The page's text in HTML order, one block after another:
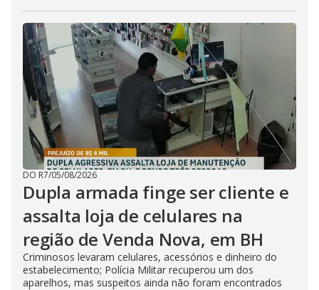
DO R7/05/08/2026
Dupla armada finge ser cliente e
assalta loja de celulares na
região de Venda Nova, em BH
Criminosos levaram celulares, acessórios e dinheiro do
estabelecimento; Polícia Militar recuperou um dos
aparelhos, mas suspeitos ainda não foram encontrados